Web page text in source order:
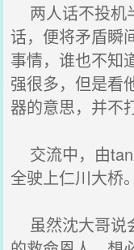
两人话不投机
话，便将矛盾瞬
事情，谁也不知
强很多，但是看
器的意思，并不
交流中，由
全驶上仁川大桥。
虽然沈大哥说